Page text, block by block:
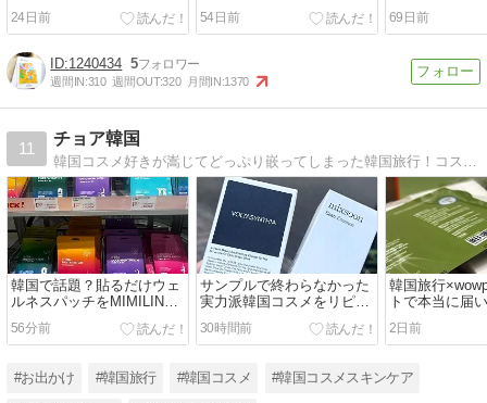
24日前 54日前 69日前
1240434 5
週間IN:310 週間OUT:320 月間IN:1370
11
チョア韓国
韓国コスメ好きが嵩じてどっぷり嵌ってしまった韓国旅行！コスメレポに始まりエステやクリニック情報・グルメ情報満載で書いております。
韓国で話題？貼るだけウェ
ルネスパッチをMIMILINE
で購入してみた♪
56分前
サンプルで終わらなかった
実力派韓国コスメをリピー
30時間前
韓国旅行
トで本当に届
情報♪
2日前
#お出かけ #韓国旅行 #韓国コスメ #韓国コスメスキンケア